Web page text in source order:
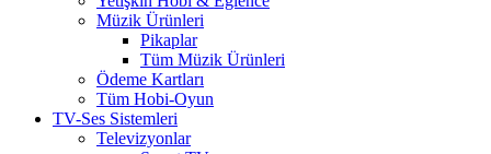
Müzik Ürünleri
Pikaplar
Tüm Müzik Ürünleri
Ödeme Kartları
Tüm Hobi-Oyun
TV-Ses Sistemleri
Televizyonlar